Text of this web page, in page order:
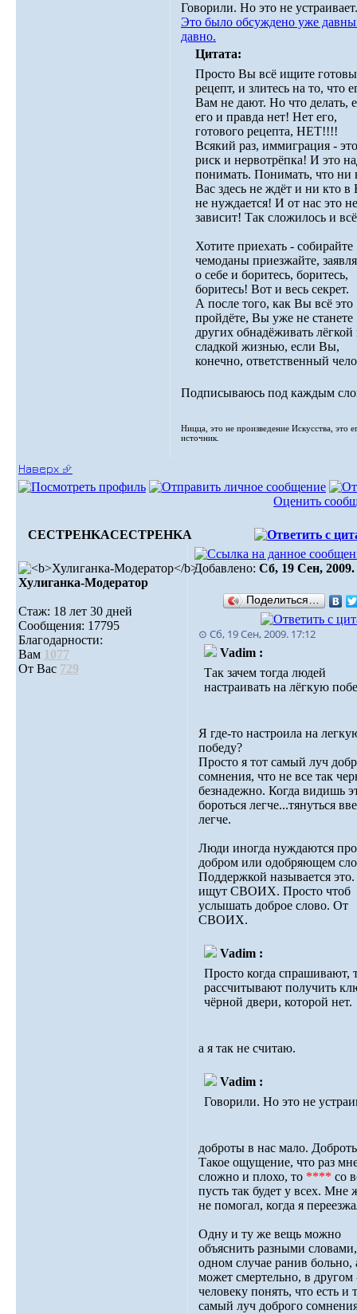
Говорили. Но это не устраивает.
Это было обсуждено уже
давно.
Цитата:
Просто Вы всё ищите
рецепт, и злитесь на то, что
Вам не дают. Но что делать,
его и правда нет! Нет его,
готового рецепта, НЕТ!!!!
Всякий раз, иммиграция - это
риск и нервотрёпка! И это
понимать. Понимать, что ни
Вас здесь не ждёт и ни кто в
не нуждается! И от нас это не
зависит! Так сложилось и
Хотите приехать - собирайте
чемоданы приезжайте,
о себе и боритесь, боритесь,
боритесь! Вот и весь секрет.
А после того, как Вы всё это
пройдёте, Вы уже не станете
других обнадёживать лёгкой
сладкой жизнью, если Вы,
конечно, ответственный
Подписываюсь под каждым
Ницца, это не произведение Искусства, это
источник.
Наверх ⮵
Оценить
CECTPEHKACECTPEHKA
Хулиганка-Модератор
Стаж: 18 лет 30 дней
Сообщения: 17795
Благодарности:
Вам 1077
От Вас 729
Добавлено: Сб, 19 Сен, 2009.
Поделиться…
⊙ Сб, 19 Сен, 2009. 17:12
Vadim :
Так зачем тогда людей
настраивать на лёгкую
Я где-то настроила на
победу?
Просто я тот самый луч
сомнения, что не все так
безнадежно. Когда видишь
бороться легче...тянуться
легче.
Люди иногда нуждаются
добром или одобряющем
Поддержкой называется
ищут СВОИХ. Просто чтоб
услышать доброе слово. От
СВОИХ.
Vadim :
Просто когда спрашивают,
рассчитывают получить
чёрной двери, которой нет.
а я так не считаю.
Vadim :
Говорили. Но это не
доброты в нас мало.
Такое ощущение, что раз
сложно и плохо, то **** со
пусть так будет у всех. Мне
не помогал, когда я
Одну и ту же вещь можно
объяснить разными
одном случае ранив больно,
может смертельно, в другом
человеку понять, что есть и
самый луч доброго